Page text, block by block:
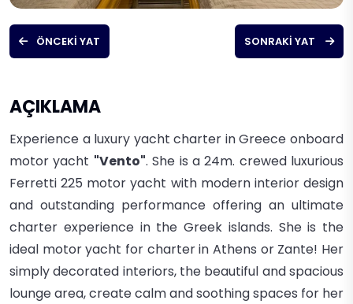
ÖNCEKI YAT SONRAKI YAT
AÇIKLAMA
Experience a luxury yacht charter in Greece onboard
motor yacht "Vento". She is a 24m. crewed luxurious
Ferretti 225 motor yacht with modern interior design
and outstanding performance offering an ultimate
charter experience in the Greek islands. She is the
ideal motor yacht for charter in Athens or Zante! Her
simply decorated interiors, the beautiful and spacious
lounge area, create calm and soothing spaces for her